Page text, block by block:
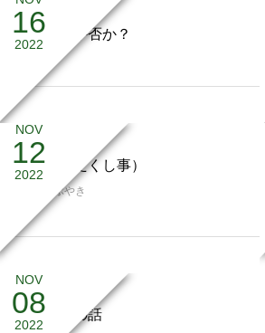
16
2022
休むべきか否か？
つぶやき
NOV
12
2022
吉報（わたくし事）
つぶやき
NOV
08
2022
ししゃもの話